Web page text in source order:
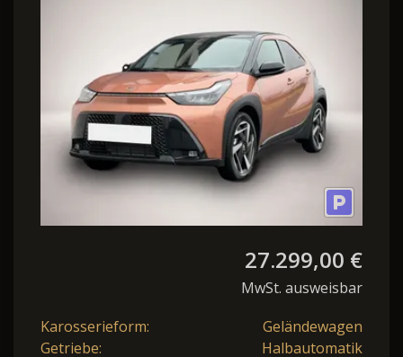
Winterpaket
27.299,00 €
MwSt. ausweisbar
Karosserieform:
Geländewagen
Getriebe:
Halbautomatik